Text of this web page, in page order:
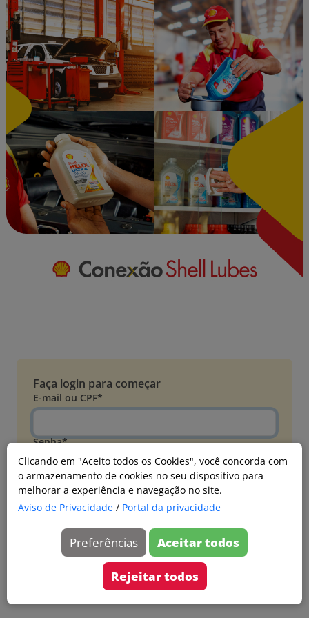
Clicando em "Aceito todos os Cookies", você concorda com
o armazenamento de cookies no seu dispositivo para
melhorar a experiência e navegação no site.
Aviso de Privacidade / Portal da privacidade
Preferências Aceitar todos
Rejeitar todos
Faça login para começar
E-mail ou CPF*
Senha*
Esqueci minha senha
Entrar
Acessar com Microsoft
Ainda não faz parte?
Cadastre-se
Versão 20260805.7